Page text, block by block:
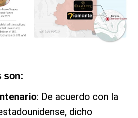
son:
: De acuerdo con la
dicho